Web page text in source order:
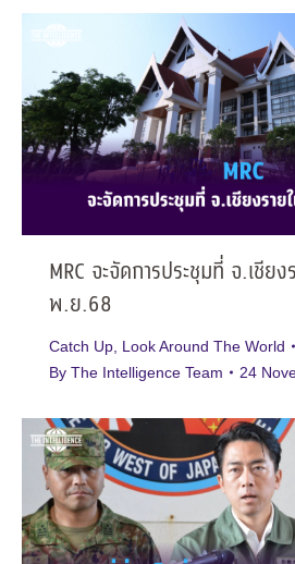
MRC จะจัดการประชุมที่ จ.เชีย
พ.ย.68
Catch Up Look Around The World
By The Intelligence Team 24